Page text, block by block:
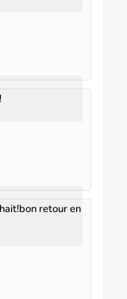
retour en